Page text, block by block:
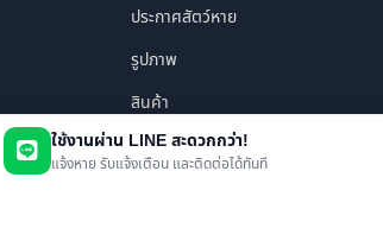
ใช้งานผ่าน LINE สะดวกกว่า!
แจ้งหาย รับแจ้งเตือน และติดต่อได้ทันที
ประกาศสัตว์หาย
รูปภาพ
สินค้า
ร้านค้า/บริการ